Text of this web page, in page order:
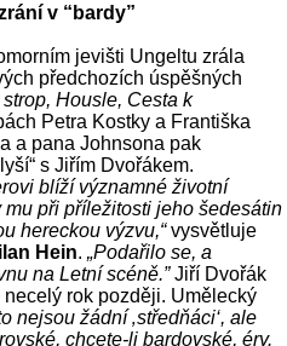
v “bardy”
jevišti Ungeltu zrála
předchozích úspěšných
Housle, Cesta k
Petra Kostky a Františka
a pana Johnsona pak
s Jiřím Dvořákem.
blíží významné životní
při příležitosti jeho šedesátin
hereckou výzvu,“vysvětluje
Hein. „Podařilo se, a
na Letní scéně.”Jiří Dvořák
rok později. Umělecký
nejsou žádní ‚středňáci‘, ale
chcete-li bardovské, éry.